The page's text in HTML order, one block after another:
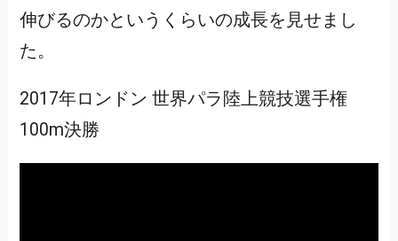
伸びるのかというくらいの成長を見せまし
た。
2017年ロンドン 世界パラ陸上競技選手権
100m決勝